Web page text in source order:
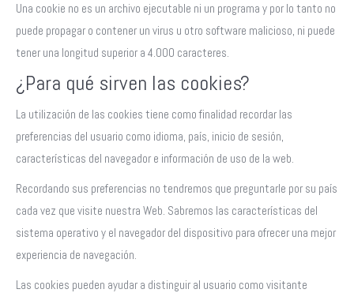
Una cookie no es un archivo ejecutable ni un programa y por lo tanto no
puede propagar o contener un virus u otro software malicioso, ni puede
tener una longitud superior a 4.000 caracteres.
¿Para qué sirven las cookies?
La utilización de las cookies tiene como finalidad recordar las
preferencias del usuario como idioma, país, inicio de sesión,
características del navegador e información de uso de la web.
Recordando sus preferencias no tendremos que preguntarle por su país
cada vez que visite nuestra Web. Sabremos las características del
sistema operativo y el navegador del dispositivo para ofrecer una mejor
experiencia de navegación.
Las cookies pueden ayudar a distinguir al usuario como visitante